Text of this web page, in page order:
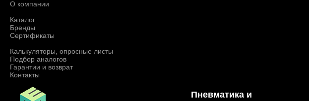
О компании
Каталог
Бренды
Сертификаты
Калькуляторы, опросные листы
Подбор аналогов
Гарантии и возврат
Контакты
Пневматика и